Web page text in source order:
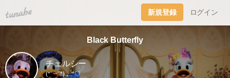
tuna.be 新規登録 ログイン
Black Butterfly
チェルシー
(*˘︶˘*).｡.:*♡